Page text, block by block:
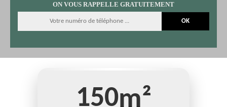
ON VOUS RAPPELLE GRATUITEMENT
150m²